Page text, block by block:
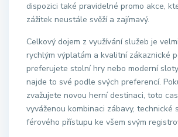
dispozici také pravidelné promo akce,
zážitek neustále svěží a zajímavý.
Celkový dojem z využívání služeb je
rychlým výplatám a kvalitní zákaznické
preferujete stolní hry nebo moderní
najde to své podle svých preferencí.
zvažujete novou herní destinaci, toto
vyváženou kombinaci zábavy, technické
férového přístupu ke všem svým